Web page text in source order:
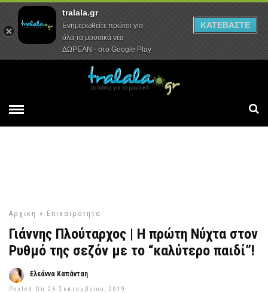
Αρχική Συνεντεύξεις Ρεπορτάζ
Αρχική » Επικαιρότητα
Γιάννης Πλούταρχος | Η πρώτη Νύχτα στον
Ρυθμό της σεζόν με το “καλύτερο παιδί”!
Ελεάννα Καπάνταη
Posted On 26 Σεπτεμβρίου, 2019
tralala.gr
Ενημερωθείτε πρώτοι για
όλα τα μουσικά νέα
ΔΩΡΕΑΝ - στο Google Play
ΚΑΤΕΒΑΣΤΕ